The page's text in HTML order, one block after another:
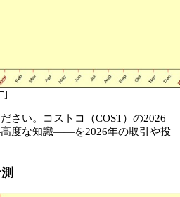
]
さい。コストコ（COST）の2026
度な知識——を2026年の取引や投